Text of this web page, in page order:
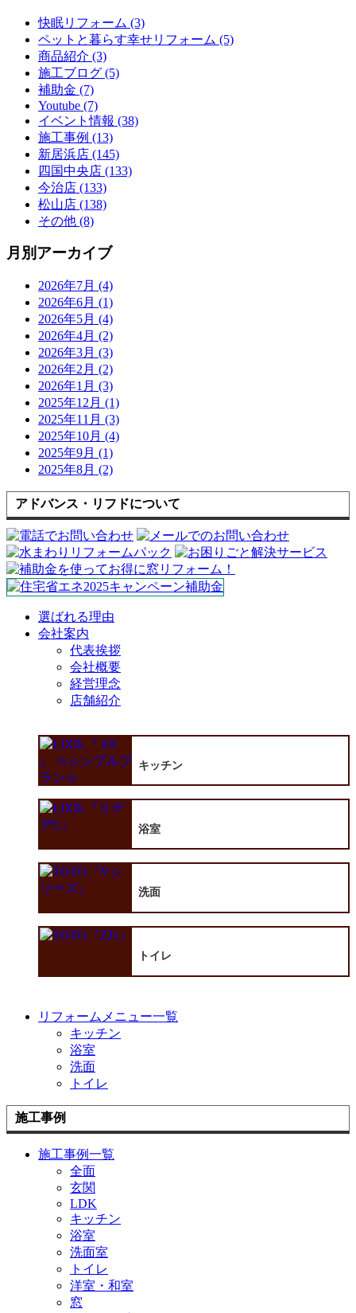
快眠リフォーム (3)
ペットと暮らす幸せリフォーム (5)
商品紹介 (3)
施工ブログ (5)
補助金 (7)
Youtube (7)
イベント情報 (38)
施工事例 (13)
新居浜店 (145)
四国中央店 (133)
今治店 (133)
松山店 (138)
その他 (8)
月別アーカイブ
2026年7月 (4)
2026年6月 (1)
2026年5月 (4)
2026年4月 (2)
2026年3月 (3)
2026年2月 (2)
2026年1月 (3)
2025年12月 (1)
2025年11月 (3)
2025年10月 (4)
2025年9月 (1)
2025年8月 (2)
アドバンス・リフドについて
選ばれる理由
会社案内
代表挨拶
会社概要
経営理念
店舗紹介
キッチン
浴室
洗面
トイレ
リフォームメニュー一覧
キッチン
浴室
洗面
トイレ
施工事例
施工事例一覧
全面
玄関
LDK
キッチン
浴室
洗面室
トイレ
洋室・和室
窓